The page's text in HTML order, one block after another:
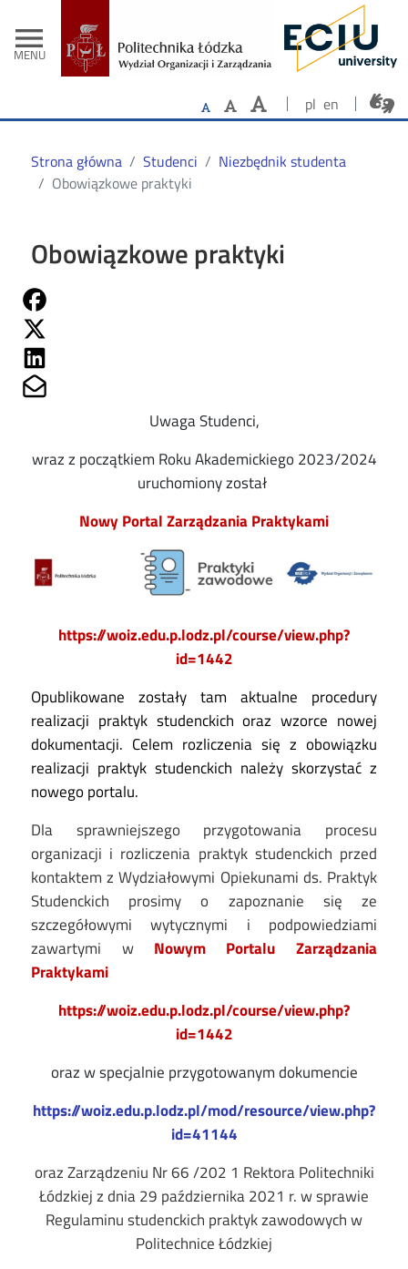
menu
MENU
- Strona
pl en
Strona główna Studenci
Niezbędnik studenta
Obowiązkowe praktyki
Obowiązkowe praktyki
Uwaga Studenci,
wraz z początkiem Roku Akademickiego 2023/2024
uruchomiony został
Nowy Portal Zarządzania Praktykami
https://woiz.edu.p.lodz.pl/course/view.php?
id=1442
Opublikowane zostały tam aktualne procedury
realizacji praktyk studenckich oraz wzorce nowej
dokumentacji. Celem rozliczenia się z obowiązku
realizacji praktyk studenckich należy skorzystać z
nowego portalu.
Dla sprawniejszego przygotowania procesu
organizacji i rozliczenia praktyk studenckich przed
kontaktem z Wydziałowymi Opiekunami ds. Praktyk
Studenckich
prosimy o zapoznanie się ze
szczegółowymi wytycznymi i podpowiedziami
zawartymi w Nowym Portalu Zarządzania
Praktykami
https://woiz.edu.p.lodz.pl/course/view.php?
id=1442
oraz w specjalnie przygotowanym dokumencie
https://woiz.edu.p.lodz.pl/mod/resource/view.php?
id=41144
oraz Zarządzeniu Nr 66 /202 1 Rektora Politechniki
Łódzkiej z dnia 29 października 2021 r. w sprawie
Regulaminu studenckich praktyk zawodowych w
Politechnice Łódzkiej